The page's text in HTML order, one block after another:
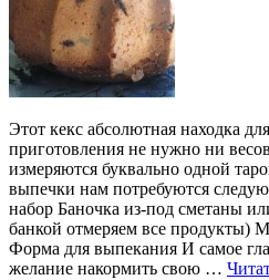
Этот кекс абсолютная находка
приготовления не нужно ни
измеряются буквально одной
выпечки нам потребуются
набор Баночка из-под сметаны
банкой отмеряем все продукты)
Форма для выпекания И самое
желание накормить свою …